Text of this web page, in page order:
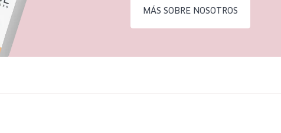
MÁS SOBRE NOSOTROS